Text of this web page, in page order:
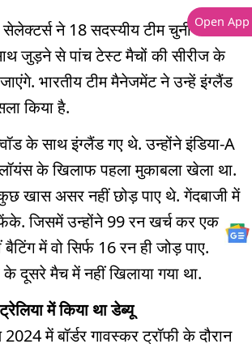
ने 18 सदस्यीय टीम चुनी थी. अब
जुड़ने से पांच टेस्ट मैचों की सीरीज के
भारतीय टीम मैनेजमेंट ने उन्हें इंग्लैंड
किया है.
के साथ इंग्लैंड गए थे. उन्होंने इंडिया-A
के खिलाफ पहला मुकाबला खेला था.
खास असर नहीं छोड़ पाए थे. गेंदबाजी में
जिसमें उन्होंने 99 रन खर्च कर एक
में वो सिर्फ 16 रन ही जोड़ पाए.
के दूसरे मैच में नहीं खिलाया गया था.
में किया था डेब्यू
2024 में बॉर्डर गावस्कर ट्रॉफी के दौरान
Open App